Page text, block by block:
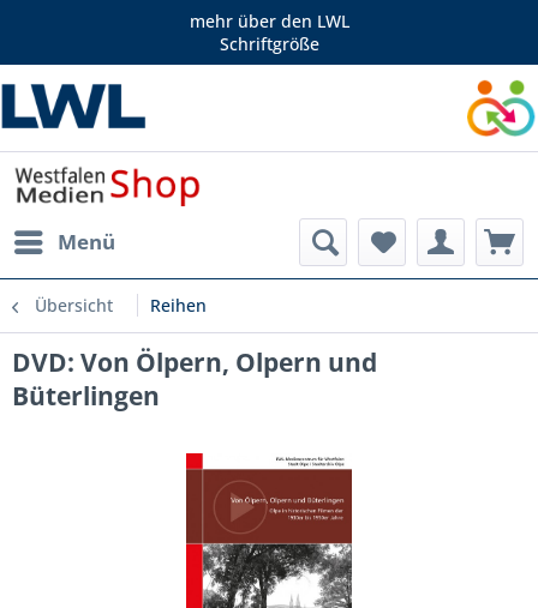
mehr über den LWL
Schriftgröße
Menü
Übersicht Reihen
DVD: Von Ölpern, Olpern und
Büterlingen